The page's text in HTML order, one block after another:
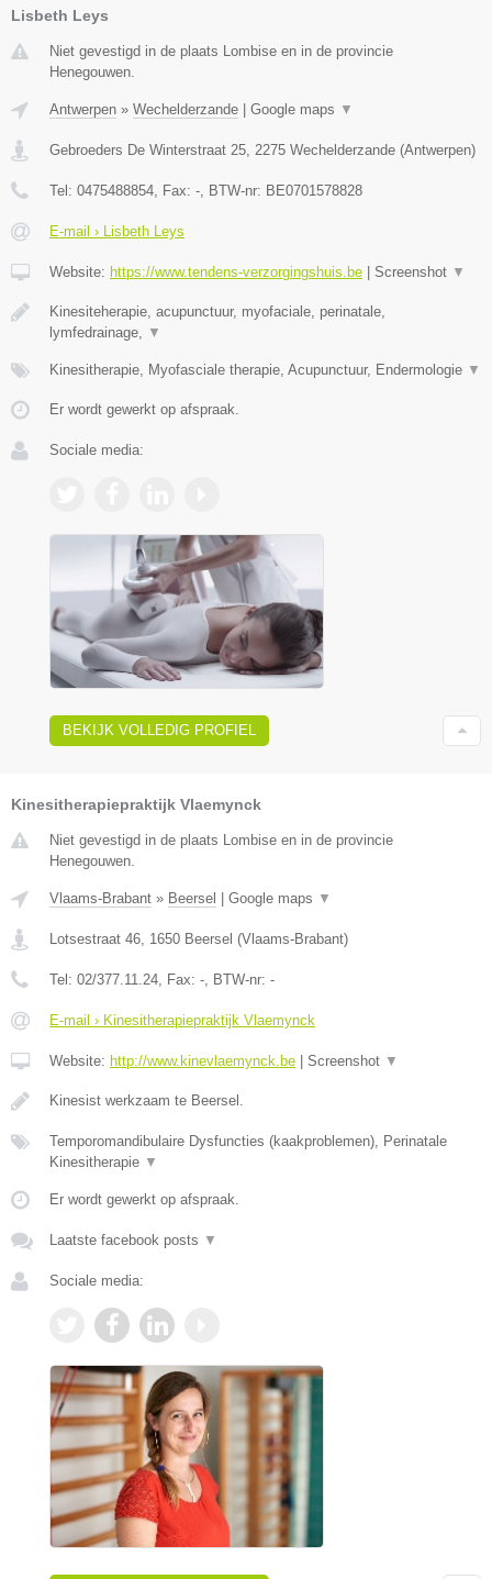
Lisbeth Leys
Niet gevestigd in de plaats Lombise en in de provincie
Henegouwen.
Antwerpen » Wechelderzande Google maps ▼
Gebroeders De Winterstraat 25 2275 Wechelderzande (Antwerpen)
Tel: 0475488854 , Fax: - , BTW-nr: BE0701578828
E-mail › Lisbeth Leys
Website: https://www.tendens-verzorgingshuis.be Screenshot ▼
Kinesiteherapie, acupunctuur, myofaciale, perinatale,
lymfedrainage,
▼
Kinesitherapie, Myofasciale therapie, Acupunctuur, Endermologie ▼
Er wordt gewerkt op afspraak.
Sociale media:
BEKIJK VOLLEDIG PROFIEL
Kinesitherapiepraktijk Vlaemynck
Niet gevestigd in de plaats Lombise en in de provincie
Henegouwen.
Vlaams-Brabant » Beersel Google maps ▼
Lotsestraat 46 1650 Beersel (Vlaams-Brabant)
Tel: 02/377.11.24 , Fax: - , BTW-nr: -
E-mail › Kinesitherapiepraktijk Vlaemynck
Website: http://www.kinevlaemynck.be Screenshot ▼
Kinesist werkzaam te Beersel.
Temporomandibulaire Dysfuncties (kaakproblemen), Perinatale
Kinesitherapie ▼
Er wordt gewerkt op afspraak.
Laatste facebook posts ▼
Sociale media: